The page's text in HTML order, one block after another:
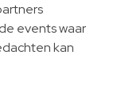
events waar
kan